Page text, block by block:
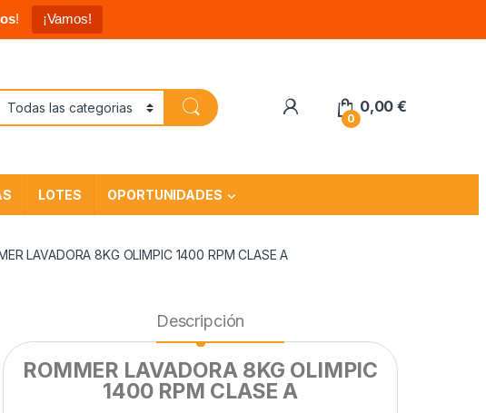
! ¡Vamos!
0
0,00€
LOTES OPORTUNIDADES
LAVADORA 8KG OLIMPIC 1400 RPM CLASE A
Descripción
ROMMER LAVADORA 8KG OLIMPIC
1400 RPM CLASE A